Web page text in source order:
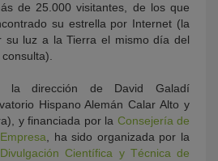
de 25.000 visitantes, de los que
su estrella por Internet (la
su luz a la Tierra el mismo día del
la dirección de David Galadí
Hispano Alemán Calar Alto y
y financiada por la Consejería de
, ha sido organizada por la
Científica y Técnica de